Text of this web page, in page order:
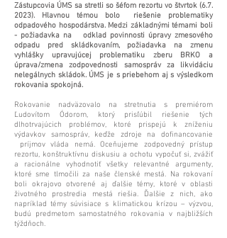
Zástupcovia ÚMS sa stretli so šéfom rezortu vo štvrtok (6.7.
2023). Hlavnou témou bolo riešenie problematiky
odpadového hospodárstva. Medzi základnými témami boli
- požiadavka na odklad povinnosti úpravy zmesového
odpadu pred skládkovaním, požiadavka na zmenu
vyhlášky upravujúcej problematiku zberu BRKO a
úprava/zmena zodpovednosti samospráv za likvidáciu
nelegálnych skládok. ÚMS je s priebehom aj s výsledkom
rokovania spokojná.
Rokovanie nadväzovalo na stretnutia s premiérom
Ľudovítom Ódorom, ktorý prisľúbil riešenie tých
dlhotrvajúcich problémov, ktoré prispejú k zníženiu
výdavkov samospráv, keďže zdroje na dofinancovanie
príjmov vláda nemá. Oceňujeme zodpovedný prístup
rezortu, konštruktívnu diskusiu a ochotu vypočuť si, zvážiť
a racionálne vyhodnotiť všetky relevantné argumenty,
ktoré sme tlmočili za naše členské mestá. Na rokovaní
boli okrajovo otvorené aj ďalšie témy, ktoré v oblasti
životného prostredia mestá riešia. Ďalšie z nich, ako
napríklad témy súvisiace s klimatickou krízou – výzvou,
budú predmetom samostatného rokovania v najbližších
týždňoch.